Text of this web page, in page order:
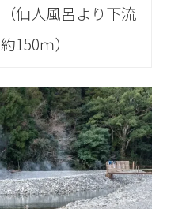
（仙人風呂より下流
約150ｍ）